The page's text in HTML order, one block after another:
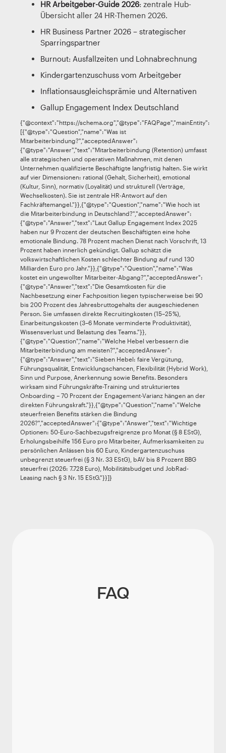
HR Arbeitgeber-Guide 2026: zentrale Hub-
Übersicht aller 24 HR-Themen 2026.
HR Business Partner 2026 – strategischer
Sparringspartner
Burnout: Ausfallzeiten und Lohnabrechnung
Kindergartenzuschuss vom Arbeitgeber
Inflationsausgleichsprämie und Alternativen
Gallup Engagement Index Deutschland
{"@context":"https://schema.org","@type":"FAQPage","mainEntity":
[{"@type":"Question","name":"Was ist
Mitarbeiterbindung?","acceptedAnswer":
{"@type":"Answer","text":"Mitarbeiterbindung (Retention) umfasst
alle strategischen und operativen Maßnahmen, mit denen
Unternehmen qualifizierte Beschäftigte langfristig halten. Sie wirkt
auf vier Dimensionen: rational (Gehalt, Sicherheit), emotional
(Kultur, Sinn), normativ (Loyalität) und strukturell (Verträge,
Wechselkosten). Sie ist zentrale HR-Antwort auf den
Fachkräftemangel."}},{"@type":"Question","name":"Wie hoch ist
die Mitarbeiterbindung in Deutschland?","acceptedAnswer":
{"@type":"Answer","text":"Laut Gallup Engagement Index 2025
haben nur 9 Prozent der deutschen Beschäftigten eine hohe
emotionale Bindung. 78 Prozent machen Dienst nach Vorschrift, 13
Prozent haben innerlich gekündigt. Gallup schätzt die
volkswirtschaftlichen Kosten schlechter Bindung auf rund 130
Milliarden Euro pro Jahr."}},{"@type":"Question","name":"Was
kostet ein ungewollter Mitarbeiter-Abgang?","acceptedAnswer":
{"@type":"Answer","text":"Die Gesamtkosten für die
Nachbesetzung einer Fachposition liegen typischerweise bei 90
bis 200 Prozent des Jahresbruttogehalts der ausgeschiedenen
Person. Sie umfassen direkte Recruitingkosten (15–25 %),
Einarbeitungskosten (3–6 Monate verminderte Produktivität),
Wissensverlust und Belastung des Teams."}},
{"@type":"Question","name":"Welche Hebel verbessern die
Mitarbeiterbindung am meisten?","acceptedAnswer":
{"@type":"Answer","text":"Sieben Hebel: faire Vergütung,
Führungsqualität, Entwicklungschancen, Flexibilität (Hybrid Work),
Sinn und Purpose, Anerkennung sowie Benefits. Besonders
wirksam sind Führungskräfte-Training und strukturiertes
Onboarding – 70 Prozent der Engagement-Varianz hängen an der
direkten Führungskraft."}},{"@type":"Question","name":"Welche
steuerfreien Benefits stärken die Bindung
2026?","acceptedAnswer":{"@type":"Answer","text":"Wichtige
Optionen: 50-Euro-Sachbezugsfreigrenze pro Monat (§ 8 EStG),
Erholungsbeihilfe 156 Euro pro Mitarbeiter, Aufmerksamkeiten zu
persönlichen Anlässen bis 60 Euro, Kindergartenzuschuss
unbegrenzt steuerfrei (§ 3 Nr. 33 EStG), bAV bis 8 Prozent BBG
steuerfrei (2026: 7.728 Euro), Mobilitätsbudget und JobRad-
Leasing nach § 3 Nr. 15 EStG."}}]}
FAQ